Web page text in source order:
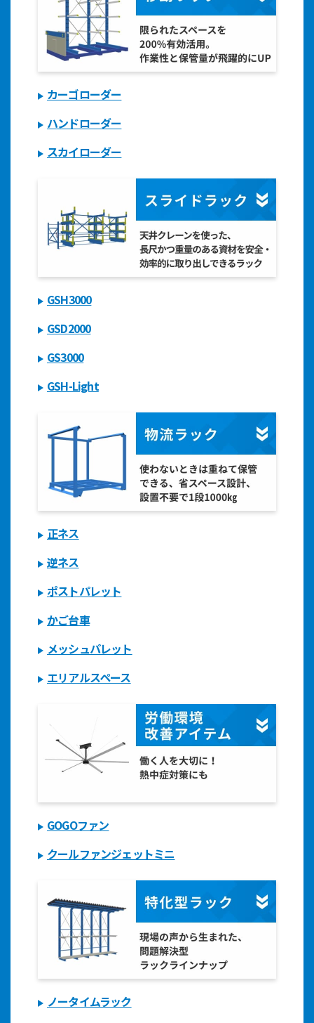
カーゴローダー
ハンドローダー
スカイローダー
GSH3000
GSD2000
GS3000
GSH-Light
正ネス
逆ネス
ポストパレット
かご台車
メッシュパレット
エリアルスペース
GOGOファン
クールファンジェットミニ
ノータイムラック